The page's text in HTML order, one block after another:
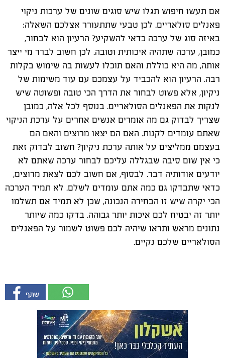
אם תעשו חיפוש תגלו שיש סוגים שונים של ערכות ניקוי
פאנלים סולאריים. לכן טבעי שתתעורר אצלכם השאלה:
באיזה סוג של ערכה כדאי להשקיע? הרעיון הוא לבחור,
כמובן, ערכה שתהיה איכותית וטובה. לכן חשוב לברר מי ייצר
אותה, מה היא כוללת והאם תוכלו לעשות בה שימוש בקלות
רבה. הרעיון הוא להכביד על עצמכם עם עוד משימות של
ניקיון, אלא פשוט לבחור את הדרך הכי טובה ופשוטה שיש
לנקות את הפאנלים הסולאריים. בנוסף לכל אלה, כמובן
שצריך לבדוק גם מה אומרים אנשים אחרים על ערכת הניקוי
שאתם עומדים לקנות. האם הם יצאו מרוצים והאם הם
בעצמם ממליצים על אותה ערכת ניקיון? חשוב לבדוק זאת
כי אין שום סיבה שבגללה עליכם לבחור ערכה שאתם לא
יודעים אודותיה דבר. לבסוף, אם חשוב לכם לצאת מרוצים,
כדאי שתבדקו גם כמה אתם עומדים לשלם. לא תמיד הערכה
הכי יקרה שיש זו הבחירה הנכונה, שכן לא תמיד אם תשלמו
יותר זה יבטיח לכם איכות יותר גבוהה. בדקו כמה שיותר
נתונים מראש ותראו שיהיה לכם פשוט לשמור על הפאנלים
הסולאריים שלכם נקיים.